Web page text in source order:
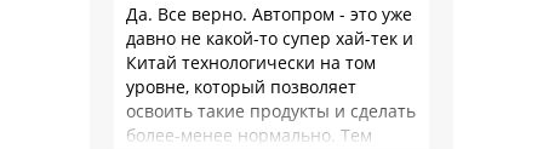
Да. Все верно. Автопром - это уже
давно не какой-то супер хай-тек и
Китай технологически на том
уровне, который позволяет
освоить такие продукты и сделать
более-менее нормально. Тем